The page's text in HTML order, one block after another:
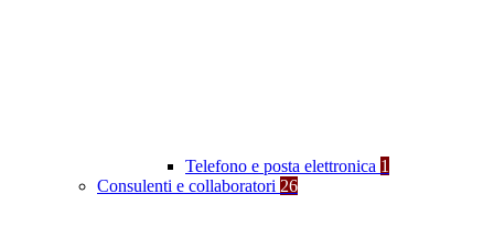
Telefono e posta elettronica 1
Consulenti e collaboratori 26